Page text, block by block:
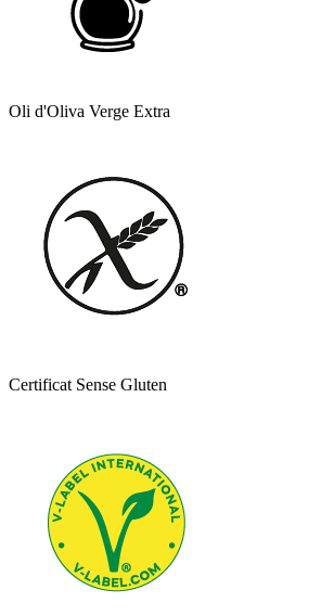
Oli d'Oliva Verge Extra
Certificat Sense Gluten